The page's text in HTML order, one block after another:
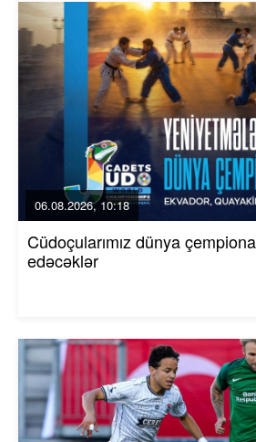
06.08.2026, 10:18
Cüdoçularımız dünya
edəcəklər